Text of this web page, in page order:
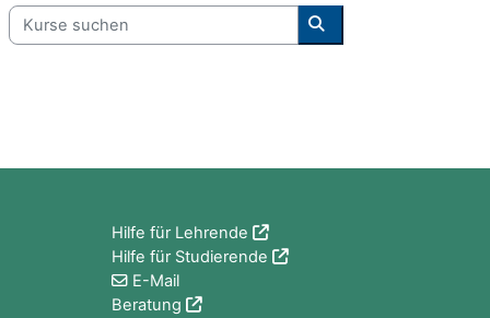
Kurse suchen
Kurse suchen
Hilfe für Lehrende
Hilfe für Studierende
E-Mail
Beratung